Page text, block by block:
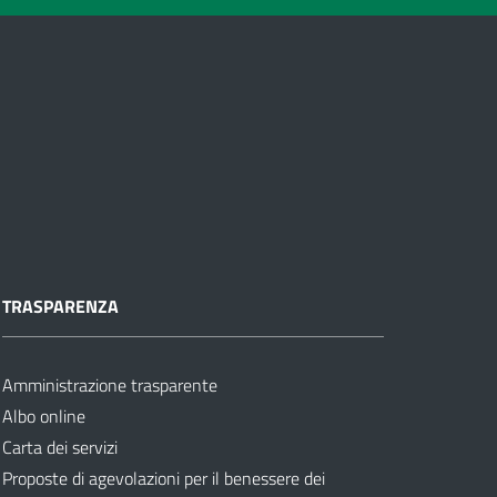
TRASPARENZA
Amministrazione trasparente
Albo online
Carta dei servizi
Proposte di agevolazioni per il benessere dei